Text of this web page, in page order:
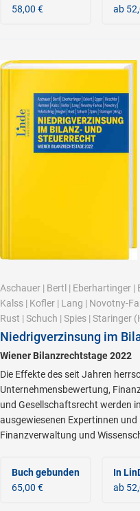
58,00 €
ab
Aschauer | Bertl | Eberhartinger |
Kalss | Kofler | Lang | Novotny-
Rust | Schuch | Spies | Staringer
Niedrigverzinsung im
Wiener Bilanzrechtstage 2022
Die Effekte des seit Jahren
Unternehmensbewertung,
und Gesellschaftsrecht werden
ausgewiesenen Expertinnen
Finanzverwaltung und
Buch gebunden
65,00 €
In
ab